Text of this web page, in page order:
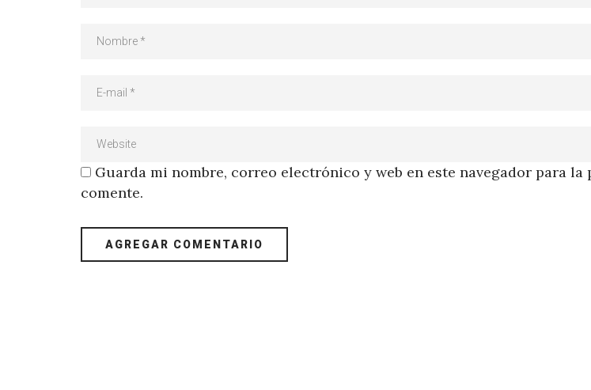
Guarda mi nombre, correo electrónico y web en este navegador para la
comente.